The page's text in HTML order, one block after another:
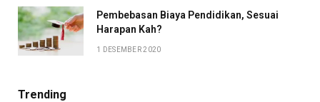
Pembebasan Biaya Pendidikan, Sesuai
Harapan Kah?
1 DESEMBER 2020
Trending